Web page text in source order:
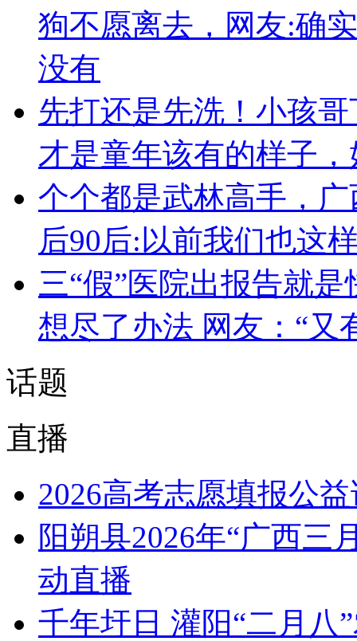
狗不愿离去，网友:确
没有
先打还是先洗！小孩
才是童年该有的样子
个个都是武林高手，
后90后:以前我们也这
三“假”医院出报告就
想尽了办法 网友：“又
话题
直播
2026高考志愿填报公
阳朔县2026年“广西三
动直播
千年圩日 灌阳“二月八